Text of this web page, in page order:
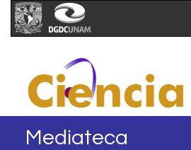
Mediateca